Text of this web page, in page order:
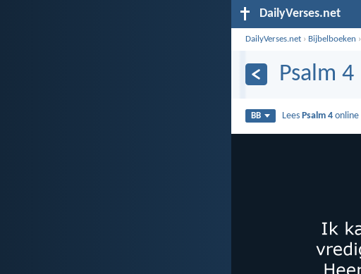
DailyVerses.net
DailyVerses.net › Bijbelboeken ›
Psalm 4
BB Lees Psalm 4 online